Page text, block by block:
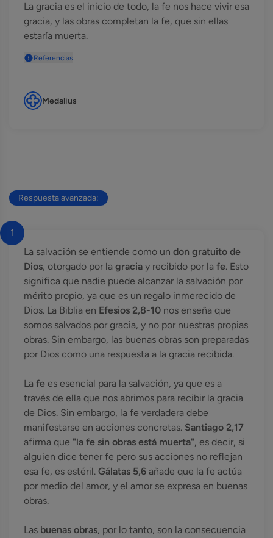
La gracia es el inicio de todo, la fe nos hace vivir esa
gracia, y las obras completan la fe, que sin ellas
estaría muerta.
Referencias
Medalius
Respuesta avanzada:
1
La salvación se entiende como un don gratuito de
Dios, otorgado por la gracia y recibido por la fe. Esto
significa que nadie puede alcanzar la salvación por
mérito propio, ya que es un regalo inmerecido de
Dios. La Biblia en Efesios 2,8-10 nos enseña que
somos salvados por gracia, y no por nuestras propias
obras. Sin embargo, las buenas obras son preparadas
por Dios como una respuesta a la gracia recibida.
La fe es esencial para la salvación, ya que es a
través de ella que nos abrimos para recibir la gracia
de Dios. Sin embargo, la fe verdadera debe
manifestarse en acciones concretas. Santiago 2,17
afirma que "la fe sin obras está muerta", es decir, si
alguien dice tener fe pero sus acciones no reflejan
esa fe, es estéril. Gálatas 5,6 añade que la fe actúa
por medio del amor, y el amor se expresa en buenas
obras.
Las buenas obras, por lo tanto, son la consecuencia